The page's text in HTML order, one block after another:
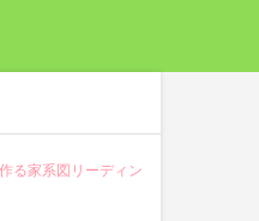
る家系図リーディン